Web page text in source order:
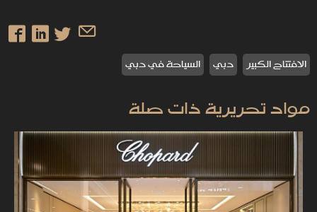
الافتتاح الكبير دبي السياحة في دبي
مواد تحريرية ذات صلة